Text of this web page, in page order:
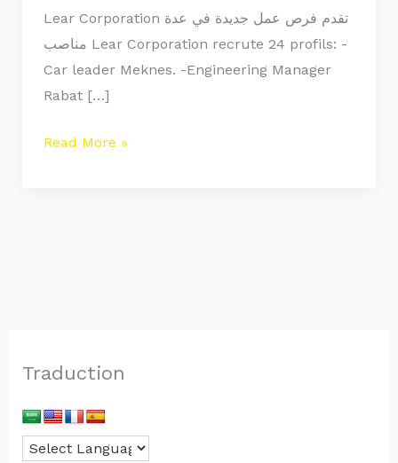
Lear Corporation تقدم فرص عمل جديدة في عدة
مناصب Lear Corporation recrute 24 profils: -
Car leader Meknes. -Engineering Manager
Rabat […]
Read More »
Traduction